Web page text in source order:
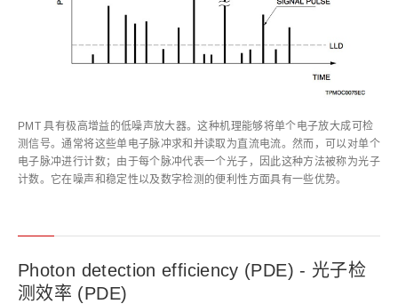
PMT 具有极高增益的低噪声放大器。这种机理能够将单个电子放大成可检
测信号。通常将这些单电子脉冲求和并读取为直流电流。然而，可以对单个
电子脉冲进行计数；由于每个脉冲代表一个光子，因此这种方法被称为光子
计数。它在噪声和稳定性以及数字检测的便利性方面具有一些优势。
Photon detection efficiency (PDE) - 光子检
测效率 (PDE)